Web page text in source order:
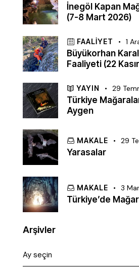
İnegöl Kapan
(7-8 Mart 2026)
FAALIYET 1
Büyükorhan
Faaliyeti (22
YAYIN 29
Türkiye
Aygen
MAKALE 29
Yarasalar
MAKALE 3
Türkiye’de
Arşivler